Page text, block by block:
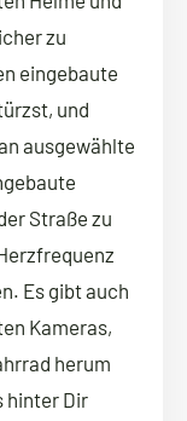
zu
eingebaute
und
ausgewählte
Straße zu
Es gibt auch
Kameras,
herum
hinter Dir